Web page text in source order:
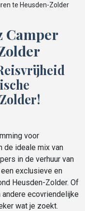
te Heusden-Zolder
Camper
voor
de ideale mix van
in de verhuur van
exclusieve en
Heusden-Zolder. Of
ecovriendelijke
wat je zoekt.